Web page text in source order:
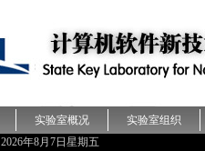
实验室概况
实验室组织
2026年8月7日星期五